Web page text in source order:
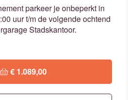
parkeer je onbeperkt in
uur t/m de volgende ochtend
Stadskantoor.
€ 1.089,00